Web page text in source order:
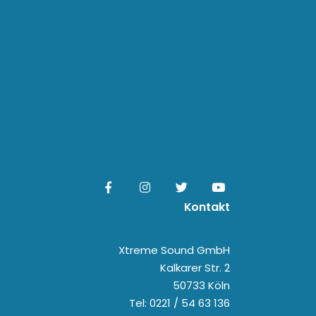
Kontakt
Xtreme Sound GmbH
Kalkarer Str. 2
50733 Köln
Tel: 0221 / 54 63 136